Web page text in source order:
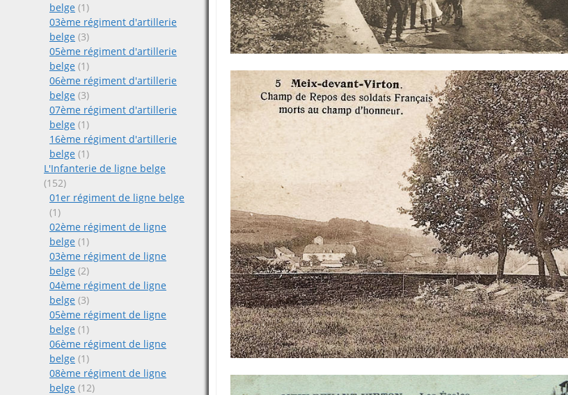
belge (1)
03ème régiment d'artillerie
belge (3)
05ème régiment d'artillerie
belge (1)
06ème régiment d'artillerie
belge (3)
07ème régiment d'artillerie
belge (1)
16ème régiment d'artillerie
belge (1)
L'Infanterie de ligne belge
(152)
01er régiment de ligne belge
(1)
02ème régiment de ligne
belge (1)
03ème régiment de ligne
belge (2)
04ème régiment de ligne
belge (3)
05ème régiment de ligne
belge (1)
06ème régiment de ligne
belge (1)
08ème régiment de ligne
belge (12)